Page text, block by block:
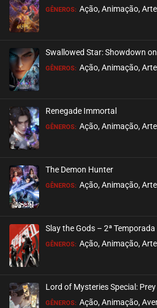
GÊNEROS: Ação, Animação,
Swallowed Star: Showdown
GÊNEROS: Ação, Animação,
Renegade Immortal
GÊNEROS: Ação, Animação,
The Demon Hunter
GÊNEROS: Ação, Animação,
Slay the Gods – 2ª Temporada
GÊNEROS: Ação, Animação,
Lord of Mysteries Special: Prey
GÊNEROS: Ação, Animação,